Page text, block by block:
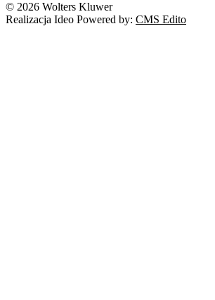
© 2026 Wolters Kluwer
Realizacja Ideo Powered by: CMS Edito